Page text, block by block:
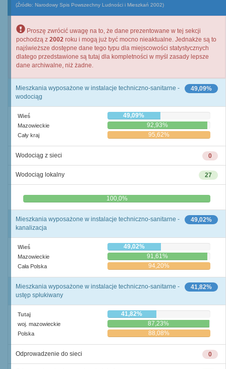
(Źródło: Narodowy Spis Powszechny Ludności i Mieszkań 2002)
Proszę zwrócić uwagę na to, że dane prezentowane w tej sekcji
pochodzą z 2002 roku i mogą już być mocno nieaktualne. Jednakże są to
najświeższe dostępne dane tego typu dla miejscowości statystycznych
dlatego przedstawione są tutaj dla kompletności w myśl zasady lepsze
dane archiwalne, niż żadne.
49,09%
Mieszkania wyposażone w instalacje techniczno-sanitarne -
wodociąg
Wieś 49,09%
Mazowieckie 92,93%
Cały kraj 95,62%
0
Wodociąg z sieci
27
Wodociąg lokalny
0,0% 100,0%
49,02%
Mieszkania wyposażone w instalacje techniczno-sanitarne -
kanalizacja
Wieś 49,02%
Mazowieckie 91,61%
Cała Polska 94,20%
41,82%
Mieszkania wyposażone w instalacje techniczno-sanitarne -
ustęp spłukiwany
Tutaj 41,82%
woj. mazowieckie 87,23%
Polska 88,08%
0
Odprowadzenie do sieci